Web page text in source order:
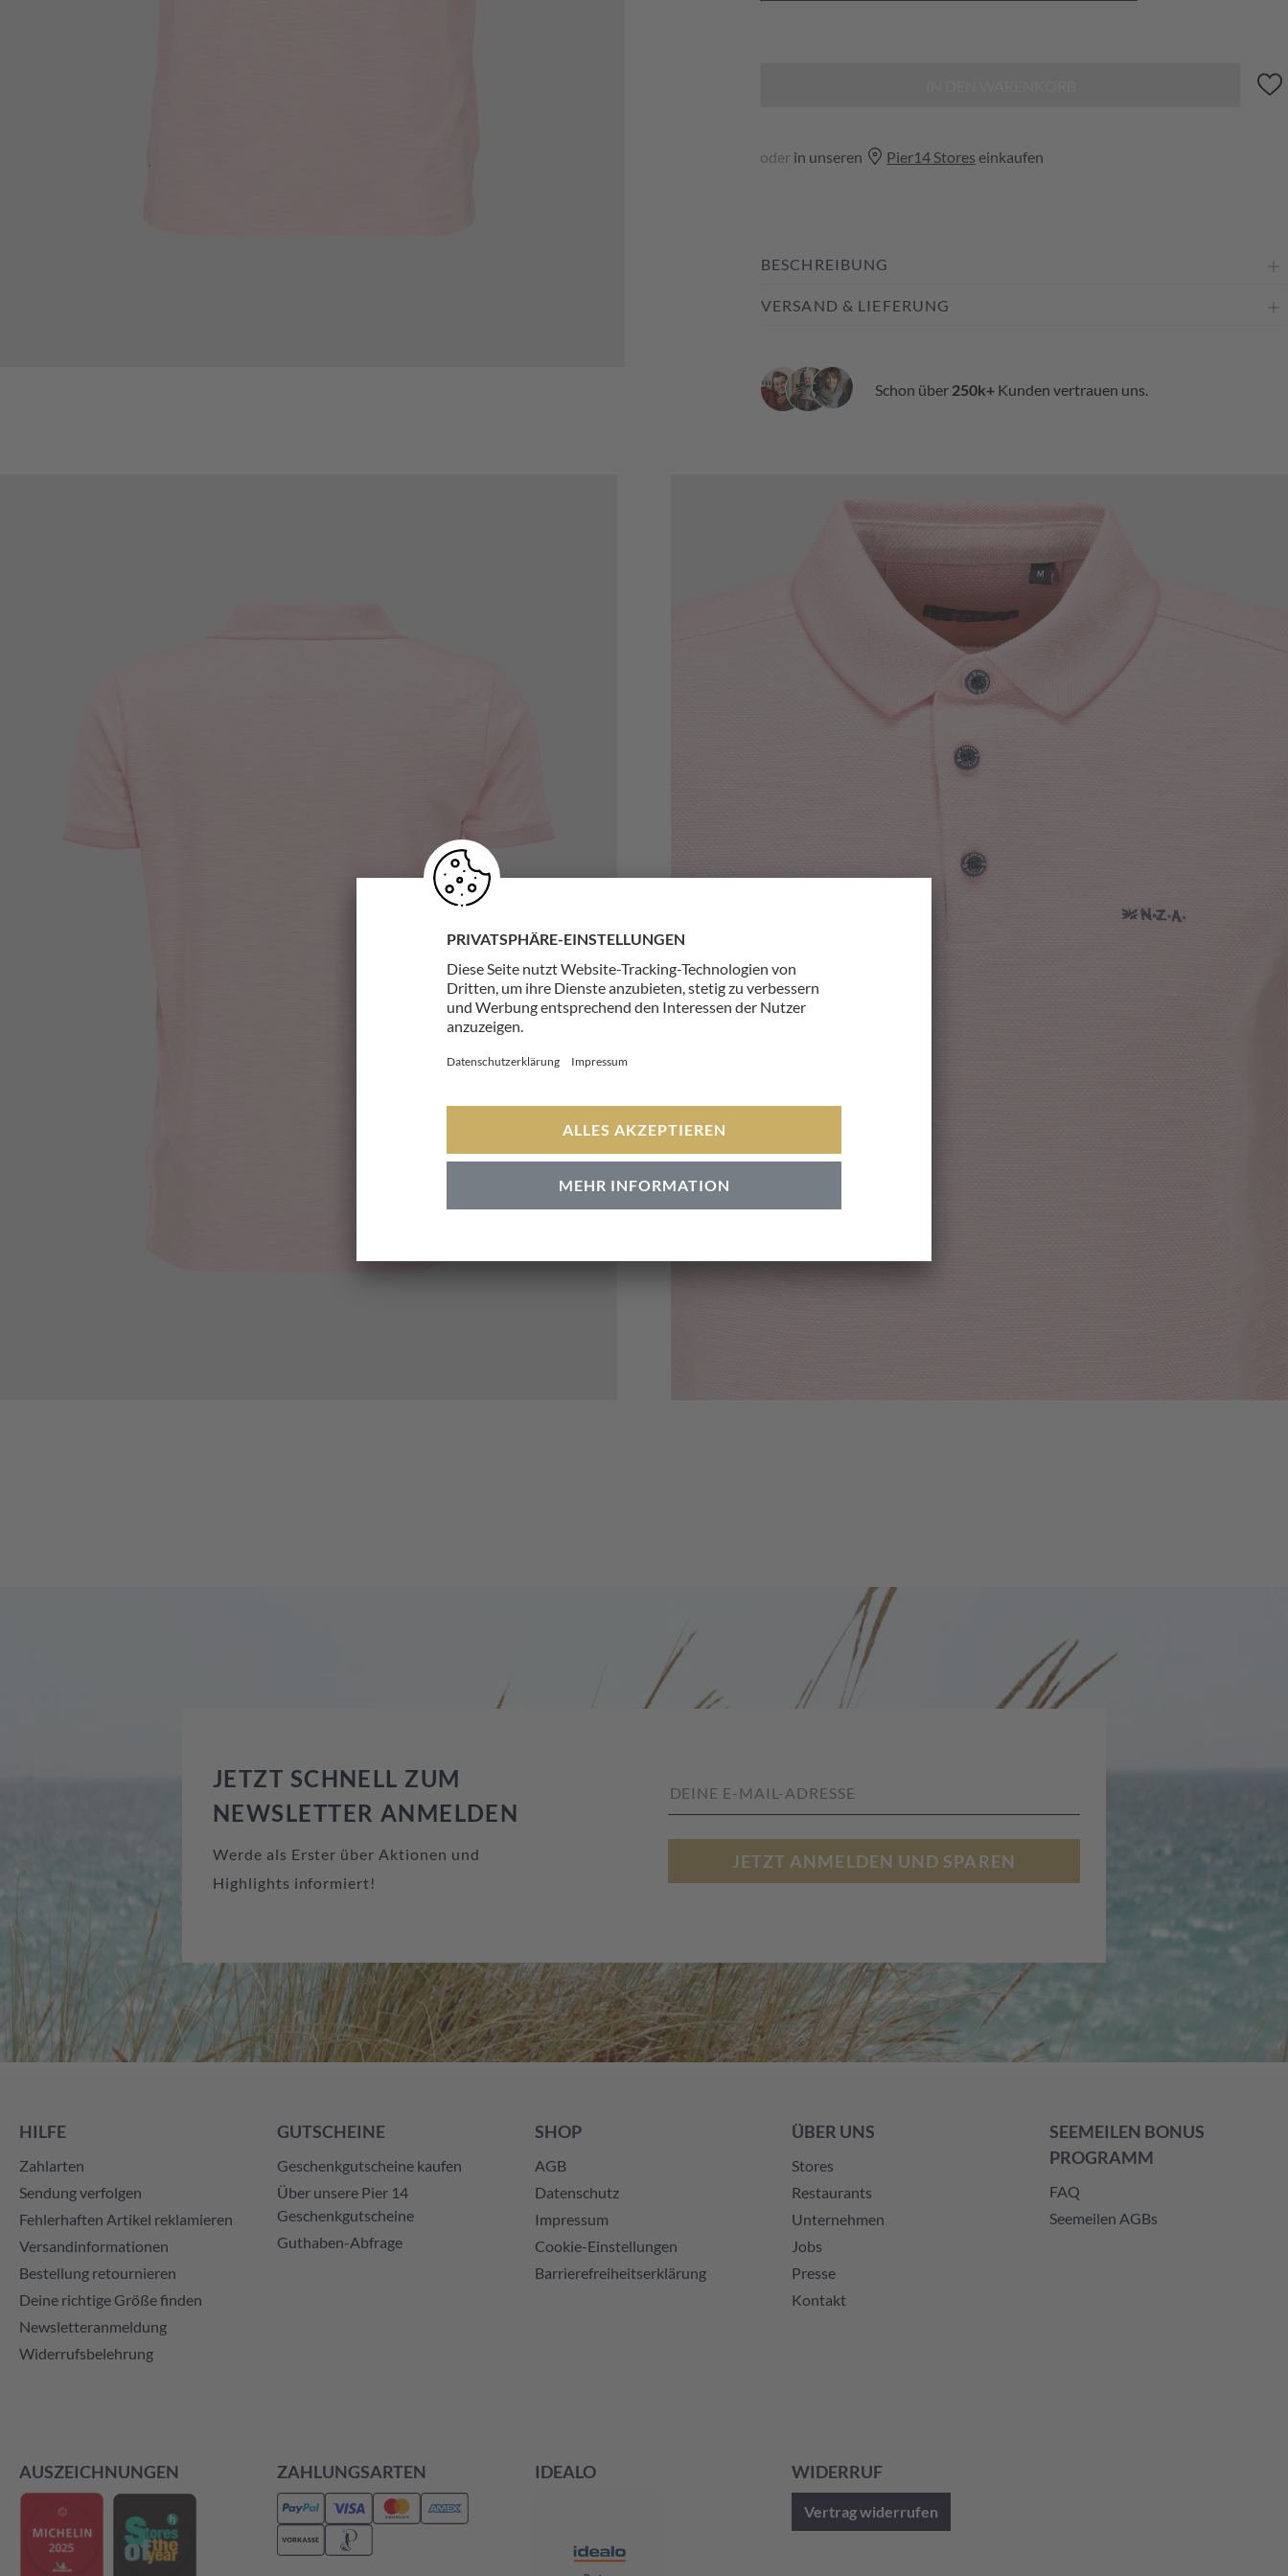
oder in unseren Pier14 Stores einkaufen
BESCHREIBUNG
VERSAND & LIEFERUNG
Schon über 250k+ Kunden vertrauen uns.
JETZT SCHNELL ZUM
NEWSLETTER ANMELDEN
Werde als Erster über Aktionen und
Highlights informiert!
JETZT ANMELDEN UND SPAREN
WIDERRUF
Vertrag widerrufen
HILFE
Zahlarten
Sendung verfolgen
Fehlerhaften Artikel reklamieren
Versandinformationen
Bestellung retournieren
Deine richtige Größe finden
Newsletteranmeldung
Widerrufsbelehrung
GUTSCHEINE
Geschenkgutscheine kaufen
Über unsere Pier 14
Geschenkgutscheine
Guthaben-Abfrage
SHOP
AGB
Datenschutz
Impressum
Cookie-Einstellungen
Barrierefreiheitserklärung
ÜBER UNS
Stores
Restaurants
Unternehmen
Jobs
Presse
Kontakt
SEEMEILEN BONUS
PROGRAMM
FAQ
Seemeilen AGBs
AUSZEICHNUNGEN ZAHLUNGSARTEN IDEALO